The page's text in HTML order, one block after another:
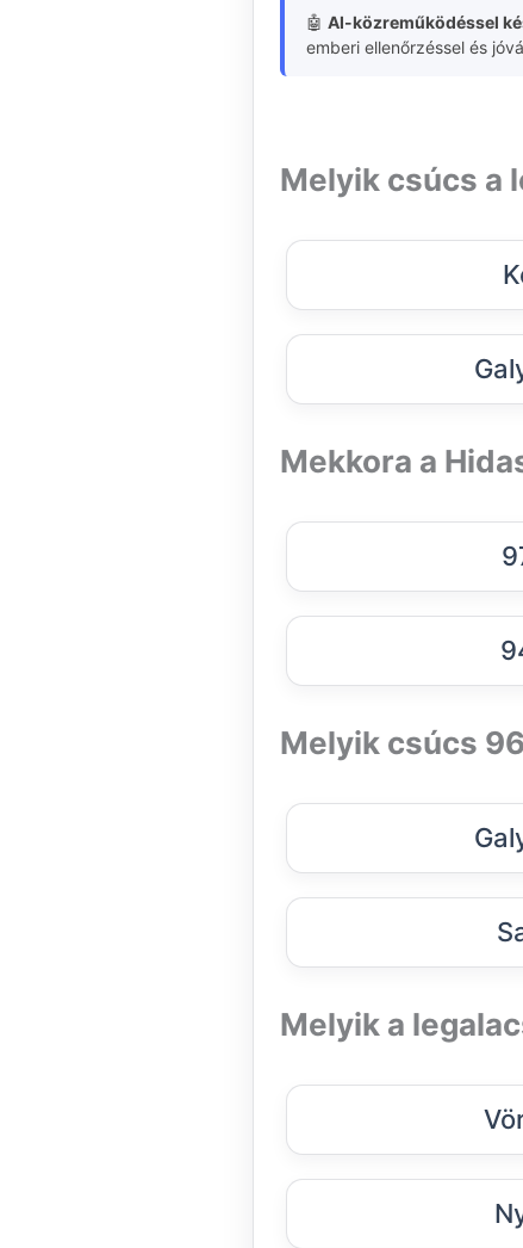
🤖 AI-közreműködéssel
emberi ellenőrzéssel és
Melyik csúcs a
Mekkora a
Melyik csúcs
Melyik a